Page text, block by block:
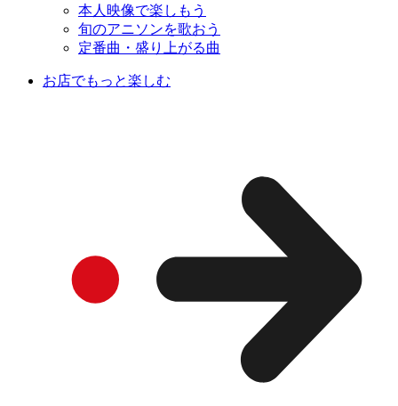
本人映像で楽しもう
旬のアニソンを歌おう
定番曲・盛り上がる曲
お店でもっと楽しむ